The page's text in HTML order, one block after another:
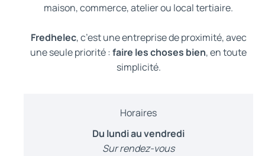
maison, commerce, atelier ou local tertiaire.
Fredhelec, c’est une entreprise de proximité, avec
une seule priorité :faire les choses bien, en toute
simplicité.
Horaires
Du lundi au vendredi
Sur rendez-vous